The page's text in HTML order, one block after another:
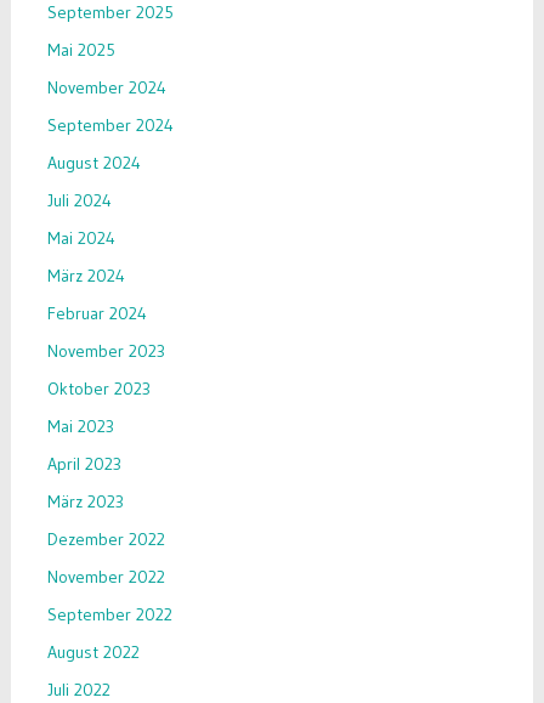
September 2025
Mai 2025
November 2024
September 2024
August 2024
Juli 2024
Mai 2024
März 2024
Februar 2024
November 2023
Oktober 2023
Mai 2023
April 2023
März 2023
Dezember 2022
November 2022
September 2022
August 2022
Juli 2022